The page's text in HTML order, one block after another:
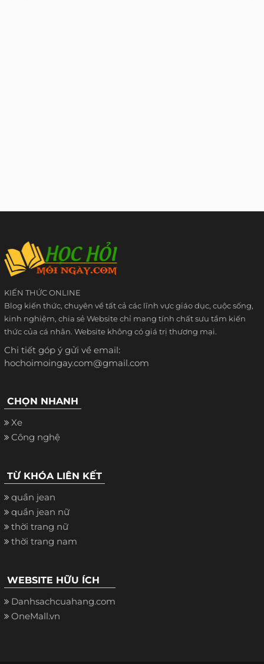
KIẾN THỨC ONLINE
Blog kiến thức, chuyên về tất cả các lĩnh vực giáo dục, cuộc sống,
kinh nghiệm, chia sẻ Website chỉ mang tính chất sưu tầm kiến
thức của cá nhân. Website không có giá trị thương mại.
Chi tiết góp ý gửi về email:
hochoimoingay.com@gmail.com
CHỌN NHANH
Xe
Công nghệ
TỪ KHÓA LIÊN KẾT
quần jean
quần jean nữ
thời trang nữ
thời trang nam
WEBSITE HỮU ÍCH
Danhsachcuahang.com
OneMall.vn